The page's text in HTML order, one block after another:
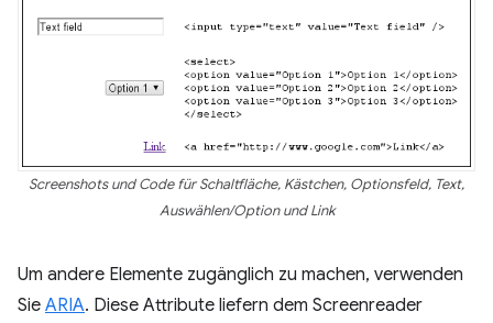
Screenshots und Code für Schaltfläche, Kästchen, Optionsfeld, Text,
Auswählen/Option und Link
Um andere Elemente zugänglich zu machen, verwenden
Sie ARIA. Diese Attribute liefern dem Screenreader